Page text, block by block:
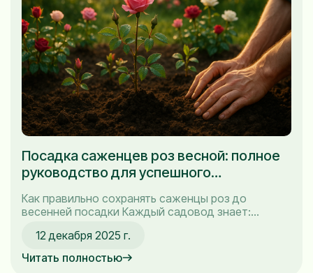
Посадка саженцев роз весной: полное
руководство для успешного
Как правильно сохранять саженцы роз до
весенней посадки Каждый садовод знает:
когда мы собираем их на участке, а за много
месяцев до этого — при сохранении саженцев.
Саженцы — это как наши будущие звезды сада, и
12 декабря 2025 г.
Читать полностью